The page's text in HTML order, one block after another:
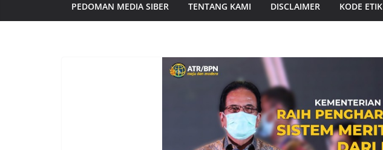
PEDOMAN MEDIA SIBER TENTANG KAMI DISCLAIMER KODE ETIK